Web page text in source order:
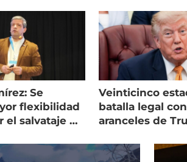
Se
flexibilidad
el salvataje de
Veinticinco
batalla legal
aranceles de